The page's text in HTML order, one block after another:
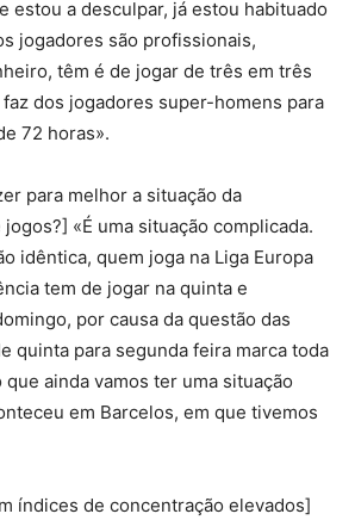
estou a desculpar, já estou habituado
jogadores são profissionais,
têm é de jogar de três em três
dos jogadores super-homens para
72 horas».
para melhor a situação da
«É uma situação complicada.
idêntica, quem joga na Liga Europa
tem de jogar na quinta e
por causa da questão das
quinta para segunda feira marca toda
ainda vamos ter uma situação
em Barcelos, em que tivemos
índices de concentração elevados]